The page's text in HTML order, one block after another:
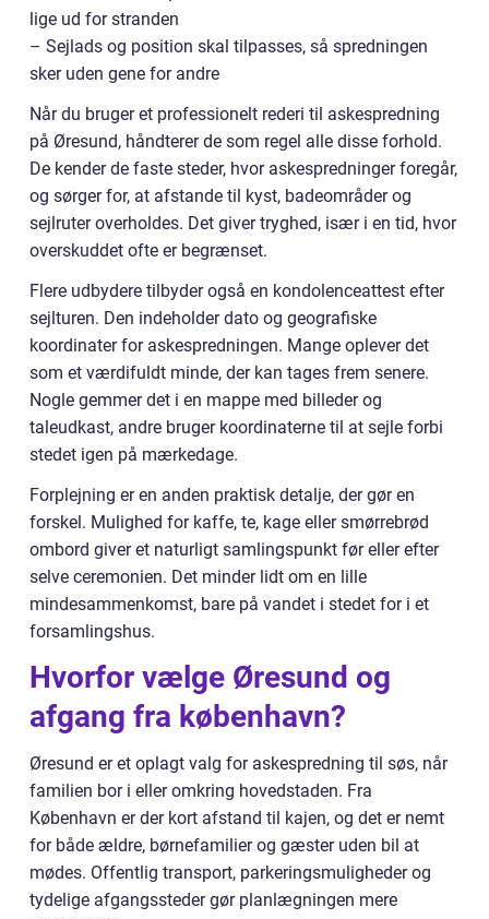
lige ud for stranden
– Sejlads og position skal tilpasses, så spredningen
sker uden gene for andre
Når du bruger et professionelt rederi til askespredning
på Øresund, håndterer de som regel alle disse forhold.
De kender de faste steder, hvor askespredninger foregår,
og sørger for, at afstande til kyst, badeområder og
sejlruter overholdes. Det giver tryghed, især i en tid, hvor
overskuddet ofte er begrænset.
Flere udbydere tilbyder også en kondolenceattest efter
sejlturen. Den indeholder dato og geografiske
koordinater for askespredningen. Mange oplever det
som et værdifuldt minde, der kan tages frem senere.
Nogle gemmer det i en mappe med billeder og
taleudkast, andre bruger koordinaterne til at sejle forbi
stedet igen på mærkedage.
Forplejning er en anden praktisk detalje, der gør en
forskel. Mulighed for kaffe, te, kage eller smørrebrød
ombord giver et naturligt samlingspunkt før eller efter
selve ceremonien. Det minder lidt om en lille
mindesammenkomst, bare på vandet i stedet for i et
forsamlingshus.
Hvorfor vælge Øresund og
afgang fra københavn?
Øresund er et oplagt valg for askespredning til søs, når
familien bor i eller omkring hovedstaden. Fra
København er der kort afstand til kajen, og det er nemt
for både ældre, børnefamilier og gæster uden bil at
mødes. Offentlig transport, parkeringsmuligheder og
tydelige afgangssteder gør planlægningen mere